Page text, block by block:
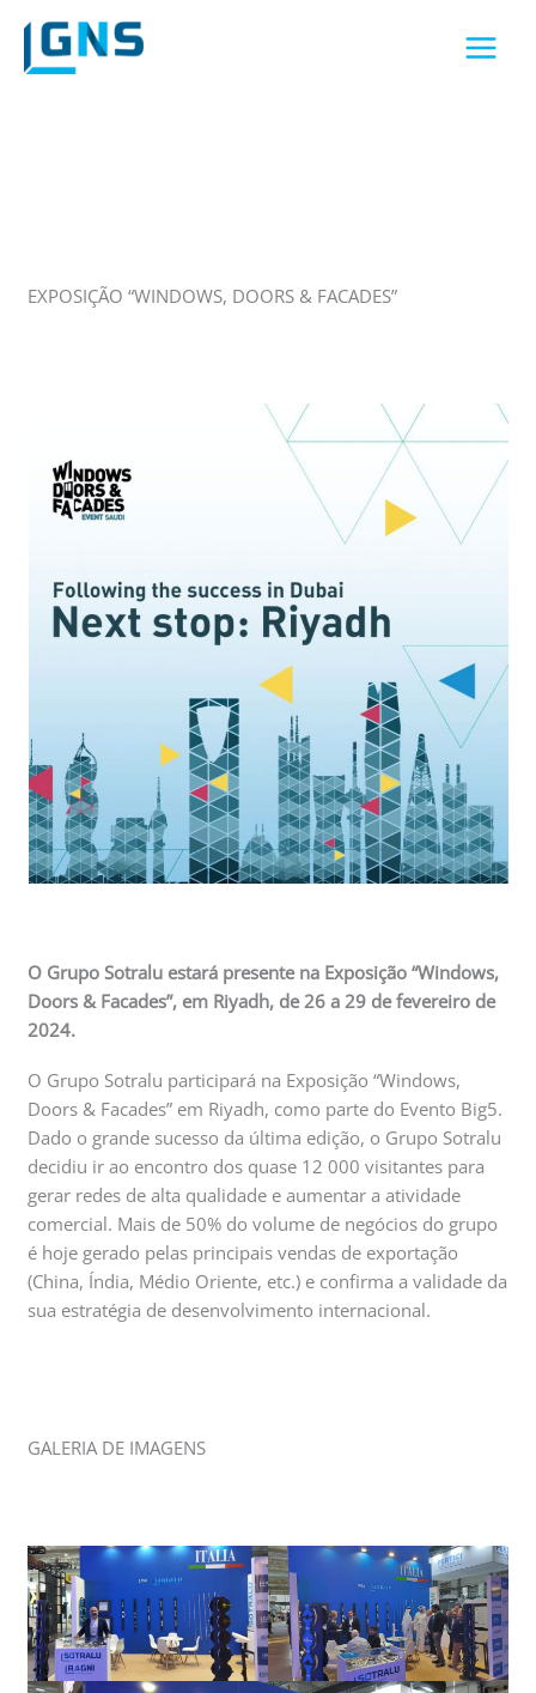
content
EXPOSIÇÃO “WINDOWS, DOORS & FACADES”
O Grupo Sotralu estará presente na Exposição “Windows,
Doors & Facades”, em Riyadh, de 26 a 29 de fevereiro de
2024.
O Grupo Sotralu participará na Exposição “Windows,
Doors & Facades” em Riyadh, como parte do Evento Big5.
Dado o grande sucesso da última edição, o Grupo Sotralu
decidiu ir ao encontro dos quase 12 000 visitantes para
gerar redes de alta qualidade e aumentar a atividade
comercial. Mais de 50% do volume de negócios do grupo
é hoje gerado pelas principais vendas de exportação
(China, Índia, Médio Oriente, etc.) e confirma a validade da
sua estratégia de desenvolvimento internacional.
GALERIA DE IMAGENS